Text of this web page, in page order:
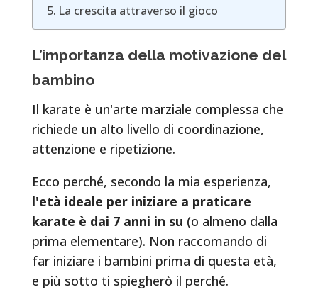
La crescita attraverso il gioco
L’importanza della motivazione del
bambino
Il karate è un'arte marziale complessa che
richiede un alto livello di coordinazione,
attenzione e ripetizione.
Ecco perché, secondo la mia esperienza,
l'età ideale per iniziare a praticare
karate è dai 7 anni in su (o almeno dalla
prima elementare). Non raccomando di
far iniziare i bambini prima di questa età,
e più sotto ti spiegherò il perché.